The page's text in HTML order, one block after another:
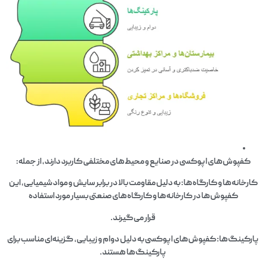
کفپوش‌های اپوکسی در صنایع و محیط‌های مختلفی کاربرد دارند، از جمله:
کارخانه‌ها و کارگاه‌ها: به دلیل مقاومت بالا در برابر سایش و مواد شیمیایی، این
کفپوش‌ها در کارخانه‌ها و کارگاه‌های صنعتی بسیار مورد استفاده
قرار می‌گیرند.
پارکینگ‌ها: کفپوش‌های اپوکسی به دلیل دوام و زیبایی، گزینه‌ای مناسب برای
پارکینگ‌ها هستند.